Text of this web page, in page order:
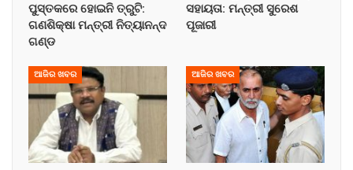
ପୁସ୍ତକରେ ହୋଇନି ତ୍ରୁଟି:
ଗଣଶିକ୍ଷା ମନ୍ତ୍ରୀ ନିତ୍ୟାନନ୍ଦ
ଗଣ୍ଡ
ସହାୟତା: ମନ୍ତ୍ରୀ ସୁରେଶ
ପୂଜାରୀ
ଆଜିର ଖବର ଆଜିର ଖବର